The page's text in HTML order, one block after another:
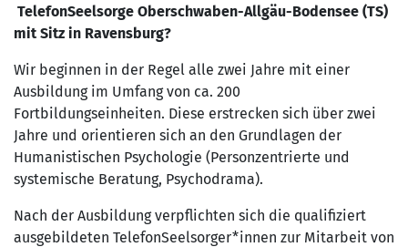
TelefonSeelsorge Oberschwaben-Allgäu-Bodensee (TS)
mit Sitz in Ravensburg?
Wir beginnen in der Regel alle zwei Jahre mit einer
Ausbildung im Umfang von ca. 200
Fortbildungseinheiten. Diese erstrecken sich über zwei
Jahre und orientieren sich an den Grundlagen der
Humanistischen Psychologie (Personzentrierte und
systemische Beratung, Psychodrama).
Nach der Ausbildung verpflichten sich die qualifiziert
ausgebildeten TelefonSeelsorger*innen zur Mitarbeit von